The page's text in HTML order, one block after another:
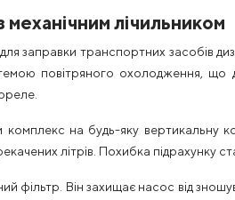
лічильником
заправки транспортних засобів
повітряного охолодження, що
на будь-яку вертикальну
літрів. Похибка
фільтр. Він захищає насос від